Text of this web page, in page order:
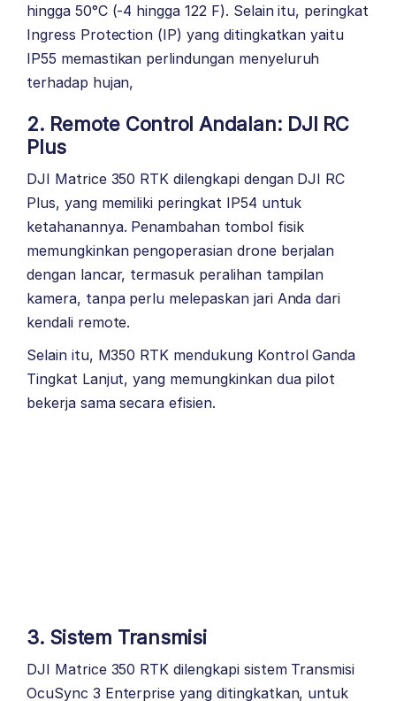
hingga 50°C (-4 hingga 122 F). Selain itu, peringkat
Ingress Protection (IP) yang ditingkatkan yaitu
IP55 memastikan perlindungan menyeluruh
terhadap hujan,
2. Remote Control Andalan: DJI RC
Plus
DJI Matrice 350 RTK dilengkapi dengan DJI RC
Plus, yang memiliki peringkat IP54 untuk
ketahanannya. Penambahan tombol fisik
memungkinkan pengoperasian drone berjalan
dengan lancar, termasuk peralihan tampilan
kamera, tanpa perlu melepaskan jari Anda dari
kendali remote.
Selain itu, M350 RTK mendukung Kontrol Ganda
Tingkat Lanjut, yang memungkinkan dua pilot
bekerja sama secara efisien.
3. Sistem Transmisi
DJI Matrice 350 RTK dilengkapi sistem Transmisi
OcuSync 3 Enterprise yang ditingkatkan, untuk